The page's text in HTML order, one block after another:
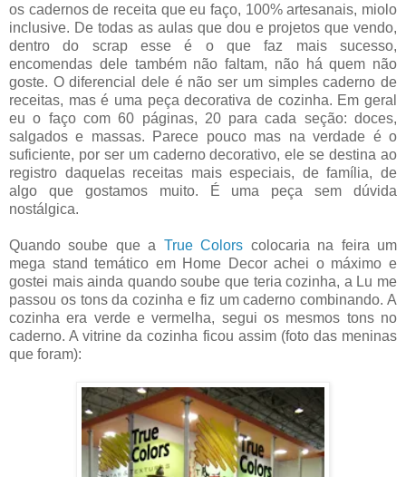
os cadernos de receita que eu faço, 100% artesanais, miolo
inclusive. De todas as aulas que dou e projetos que vendo,
dentro do scrap esse é o que faz mais sucesso,
encomendas dele também não faltam, não há quem não
goste. O diferencial dele é não ser um simples caderno de
receitas, mas é uma peça decorativa de cozinha. Em geral
eu o faço com 60 páginas, 20 para cada seção: doces,
salgados e massas. Parece pouco mas na verdade é o
suficiente, por ser um caderno decorativo, ele se destina ao
registro daquelas receitas mais especiais, de família, de
algo que gostamos muito. É uma peça sem dúvida
nostálgica.
Quando soube que a True Colors colocaria na feira um
mega stand temático em Home Decor achei o máximo e
gostei mais ainda quando soube que teria cozinha, a Lu me
passou os tons da cozinha e fiz um caderno combinando. A
cozinha era verde e vermelha, segui os mesmos tons no
caderno. A vitrine da cozinha ficou assim (foto das meninas
que foram):